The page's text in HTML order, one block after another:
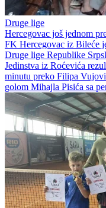
Druge lige
Hercegovac još jednom
FK Hercegovac iz Bileće
Druge lige Republike
Jedinstva iz Roćevića
minutu preko Filipa
golom Mihajla Pisića sa